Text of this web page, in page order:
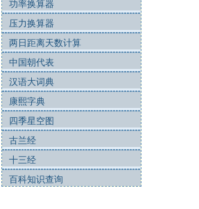
功率换算器
压力换算器
两日距离天数计算
中国朝代表
汉语大词典
康熙字典
四季星空图
古兰经
十三经
百科知识查询